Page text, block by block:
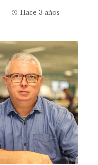
Hace 3 años